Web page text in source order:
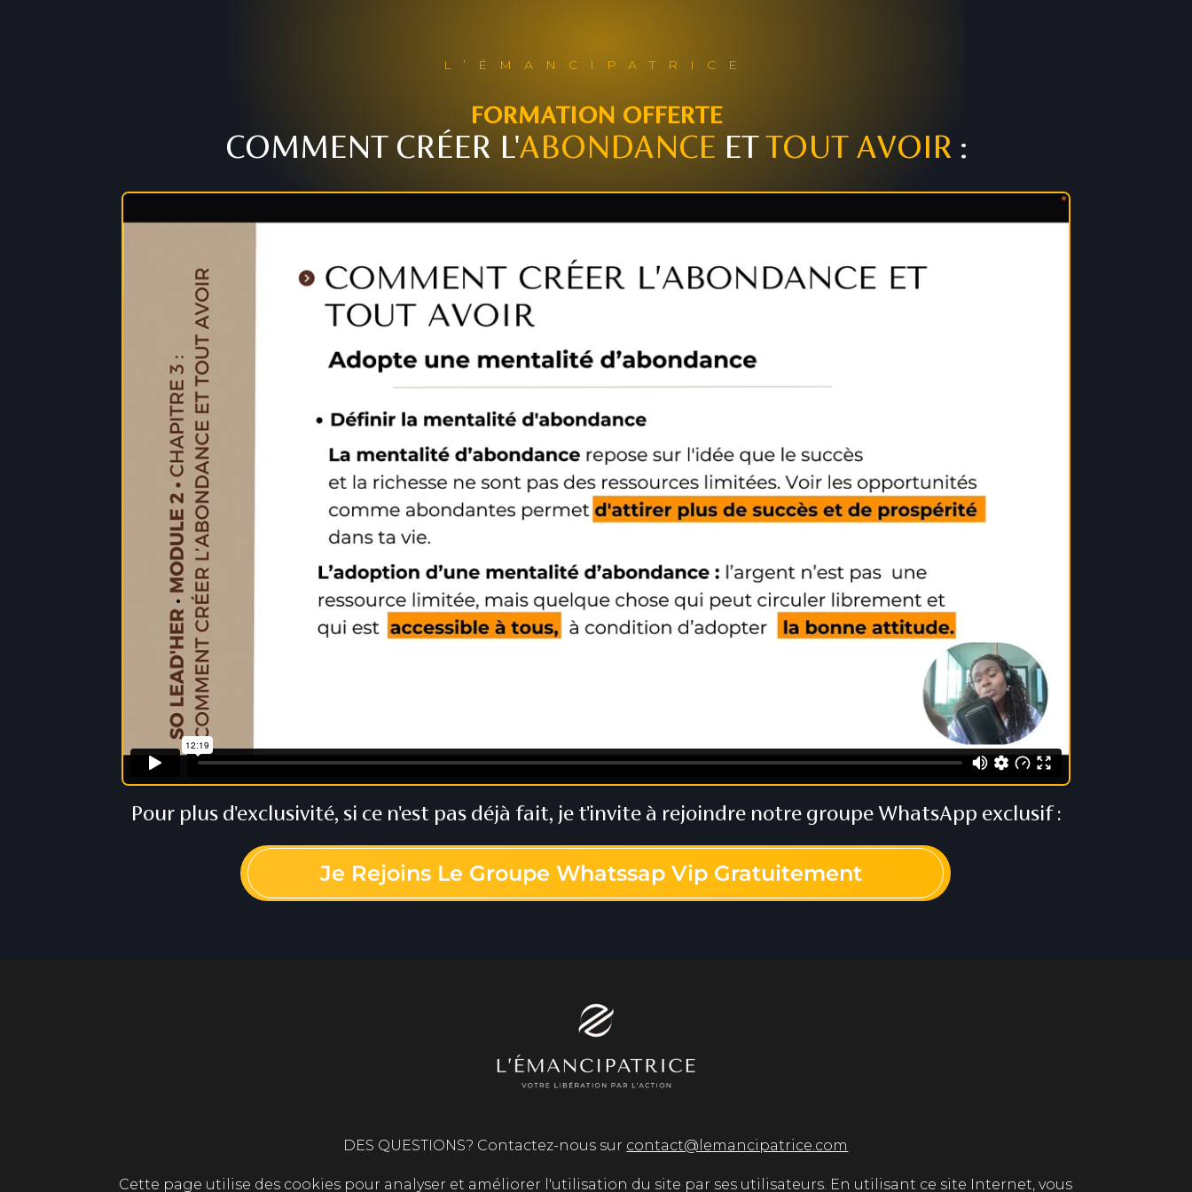
L’ÉMANCIPATRICE
FORMATION OFFERTE
COMMENT CRÉER L'ABONDANCE ETTOUT AVOIR :
Pour plus d'exclusivité, si ce n'est pas déjà fait, je t'invite à rejoindre notre groupe WhatsApp exclusif :
Je Rejoins Le Groupe Whatssap Vip Gratuitement
DES QUESTIONS? Contactez-nous sur contact@lemancipatrice.com
Cette page utilise des cookies pour analyser et améliorer l'utilisation du site par ses utilisateurs. En utilisant ce site Internet, vous